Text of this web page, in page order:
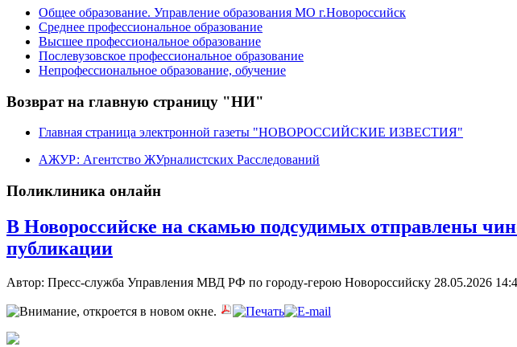
Общее образование. Управление образования МО г.Новороссийск
Среднее профессиональное образование
Высшее профессиональное образование
Послевузовское профессиональное образование
Непрофессиональное образование, обучение
Возврат на главную страницу "НИ"
Главная страница электронной газеты "НОВОРОССИЙСКИЕ ИЗВЕСТИЯ"
АЖУР: Агентство ЖУрналистских Расследований
Поликлиника онлайн
В Новороссийске на скамью подсудимых отправлены
публикации
Автор: Пресс-служба Управления МВД РФ по городу-герою Новороссийску 28.05.2026